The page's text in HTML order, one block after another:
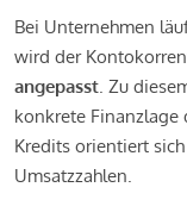
Bei Unternehmen
wird der
angepasst . Zu
konkrete Finanzlage
Kredits orientiert
Umsatzzahlen.